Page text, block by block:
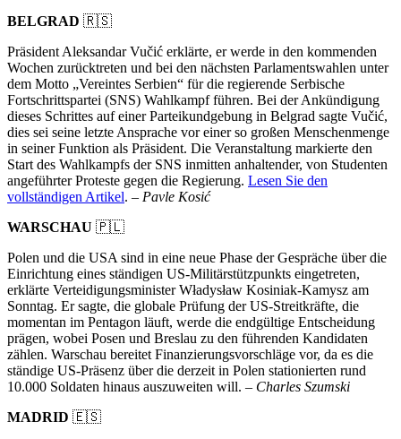
BELGRAD 🇷🇸
Präsident Aleksandar Vučić erklärte, er werde in den kommenden
Wochen zurücktreten und bei den nächsten Parlamentswahlen unter
dem Motto „Vereintes Serbien“ für die regierende Serbische
Fortschrittspartei (SNS) Wahlkampf führen. Bei der Ankündigung
dieses Schrittes auf einer Parteikundgebung in Belgrad sagte Vučić,
dies sei seine letzte Ansprache vor einer so großen Menschenmenge
in seiner Funktion als Präsident. Die Veranstaltung markierte den
Start des Wahlkampfs der SNS inmitten anhaltender, von Studenten
angeführter Proteste gegen die Regierung. Lesen Sie den
vollständigen Artikel. – Pavle Kosić
WARSCHAU 🇵🇱
Polen und die USA sind in eine neue Phase der Gespräche über die
Einrichtung eines ständigen US-Militärstützpunkts eingetreten,
erklärte Verteidigungsminister Władysław Kosiniak-Kamysz am
Sonntag. Er sagte, die globale Prüfung der US-Streitkräfte, die
momentan im Pentagon läuft, werde die endgültige Entscheidung
prägen, wobei Posen und Breslau zu den führenden Kandidaten
zählen. Warschau bereitet Finanzierungsvorschläge vor, da es die
ständige US-Präsenz über die derzeit in Polen stationierten rund
10.000 Soldaten hinaus auszuweiten will. – Charles Szumski
MADRID 🇪🇸